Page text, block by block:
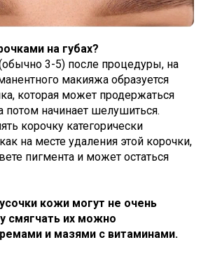
на губах?
3-5) после процедуры, на
макияжа образуется
которая может продержаться
потом начинает шелушиться.
корочку категорически
на месте удаления этой корочки,
пигмента и может остаться
кожи могут не очень
смягчать их можно
и мазями с витаминами.